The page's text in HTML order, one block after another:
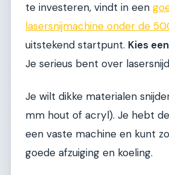
te investeren, vindt in een
lasersnijmachine onder de
uitstekend startpunt. Kies
Je serieus bent over
Je wilt dikke materialen
mm hout of acryl). Je hebt
een vaste machine en kunt
goede afzuiging en koeling.